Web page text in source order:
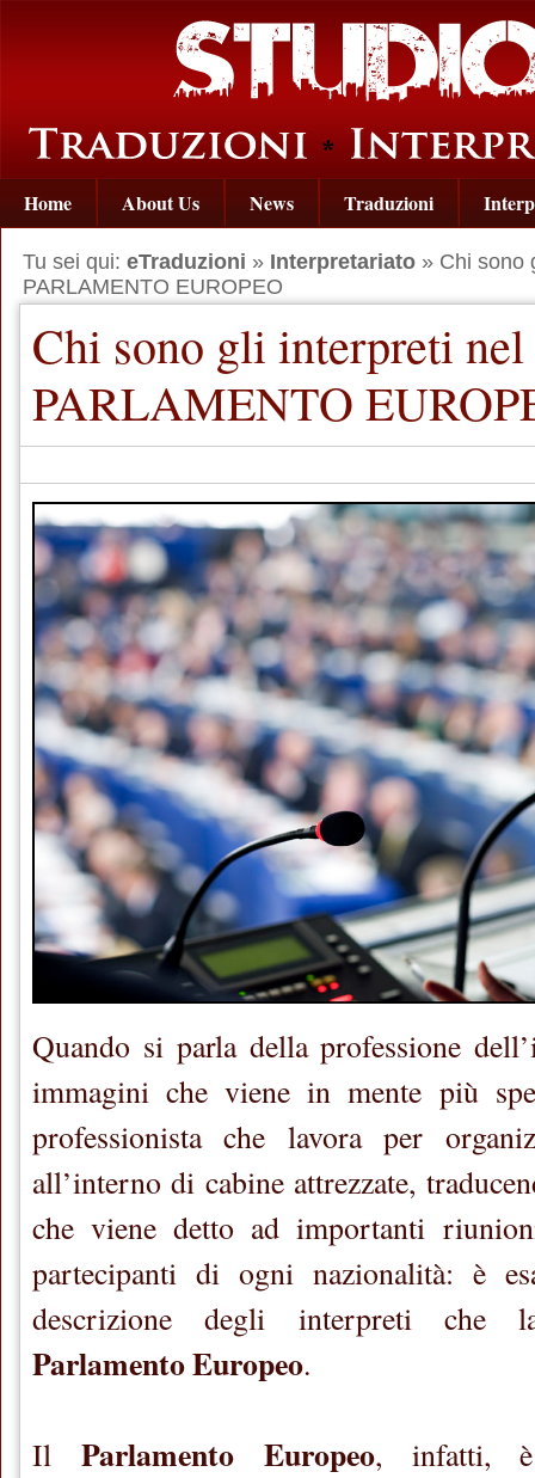
Home About Us News Traduzioni
Tu sei qui: eTraduzioni » Interpretariato » Chi sono
PARLAMENTO EUROPEO
Chi sono gli interpreti nel
PARLAMENTO
Quando si parla della professione
immagini che viene in mente più
professionista che lavora per
all’interno di cabine attrezzate,
che viene detto ad importanti
partecipanti di ogni nazionalità: è
descrizione degli interpreti che
Parlamento Europeo.
Il Parlamento Europeo, infatti, è